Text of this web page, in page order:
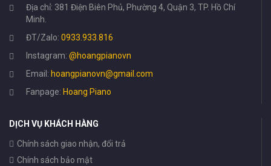
Địa chỉ: 381 Điện Biên Phủ, Phường 4, Quận 3, TP. Hồ Chí
Minh.
ĐT/Zalo: 0933.933.816
Instagram: @hoangpianovn
Email: hoangpianovn@gmail.com
Fanpage: Hoang Piano
DỊCH VỤ KHÁCH HÀNG
Chính sách giao nhận, đổi trả
Chính sách bảo mật